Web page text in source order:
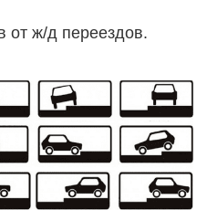
от ж/д переездов.